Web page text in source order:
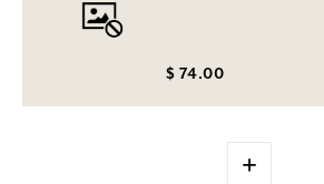
$ 74.00
+